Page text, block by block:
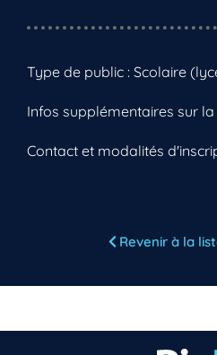
Type de public : Scolaire
Infos supplémentaires sur la
Contact et modalités
Revenir à la
Vous n’êtes pas
Inscrivez-vous